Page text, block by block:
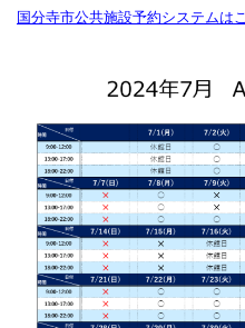
国分寺市公共施設予約システムは